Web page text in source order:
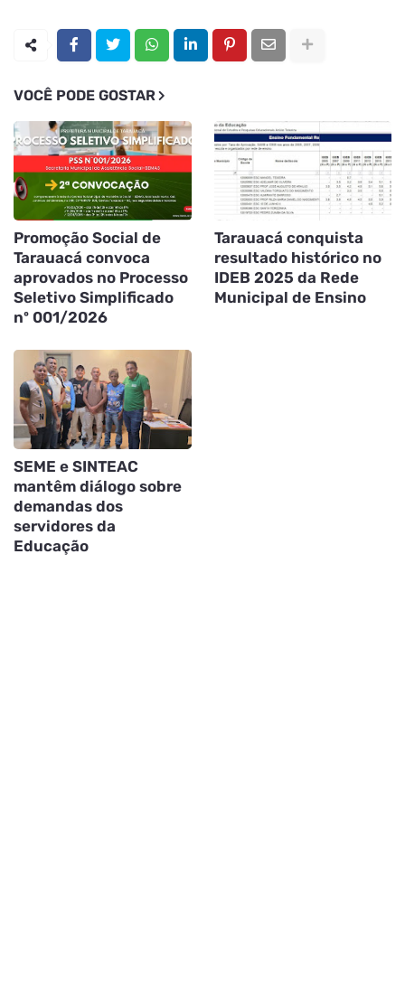
VOCÊ PODE GOSTAR
Promoção Social de
Tarauacá convoca
aprovados no Processo
Seletivo Simplificado
nº 001/2026
Tarauacá conquista
resultado histórico no
IDEB 2025 da Rede
Municipal de Ensino
SEME e SINTEAC
mantêm diálogo sobre
demandas dos
servidores da
Educação